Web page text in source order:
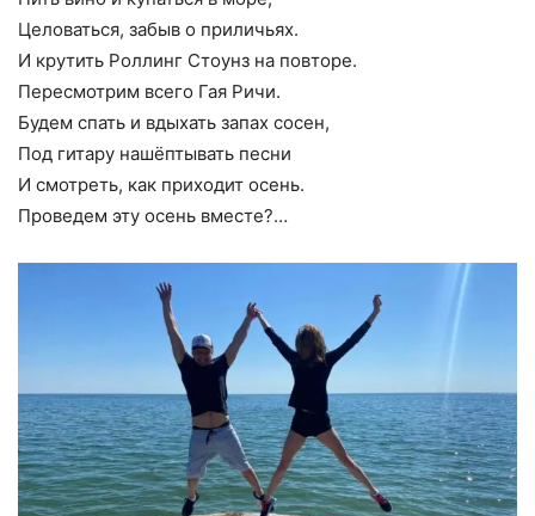
Целоваться, забыв о приличьях.
И крутить Роллинг Стоунз на повторе.
Пересмотрим всего Гая Ричи.
Будем спать и вдыхать запах сосен,
Под гитару нашёптывать песни
И смотреть, как приходит осень.
Проведем эту осень вместе?…